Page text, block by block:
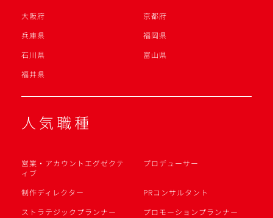
大阪府
京都府
兵庫県
福岡県
石川県
富山県
福井県
人気職種
営業・アカウントエグゼクテ
ィブ
プロデューサー
制作ディレクター
PRコンサルタント
ストラテジックプランナー
プロモーションプランナー